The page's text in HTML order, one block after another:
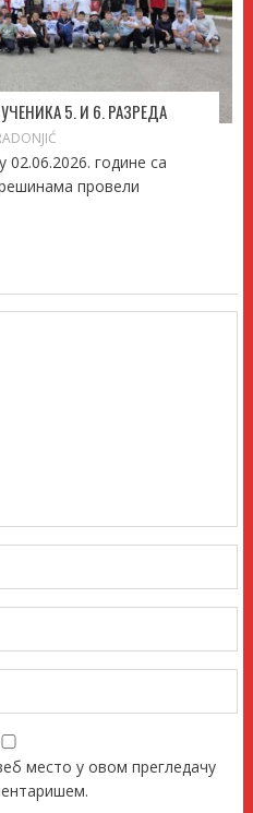
5. И 6. РАЗРЕДА
02.06.2026. године са
провели
место у овом прегледачу